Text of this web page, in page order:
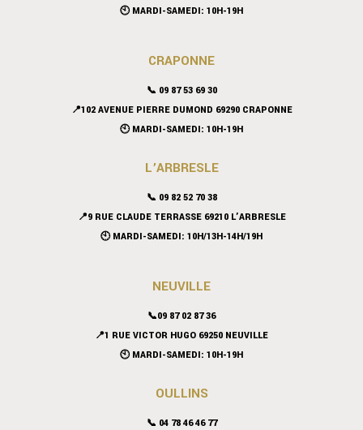
🕙 MARDI-SAMEDI: 10H-19H
CRAPONNE
📞 09 87 53 69 30
📍102 AVENUE PIERRE DUMOND 69290 CRAPONNE
🕙 MARDI-SAMEDI: 10H-19H
L’ARBRESLE
📞 09 82 52 70 38
📍9 RUE CLAUDE TERRASSE 69210 L’ARBRESLE
🕙 MARDI-SAMEDI: 10H/13H-14H/19H
NEUVILLE
📞09 87 02 87 36
📍1 RUE VICTOR HUGO 69250 NEUVILLE
🕙 MARDI-SAMEDI: 10H-19H
OULLINS
📞 04 78 46 46 77